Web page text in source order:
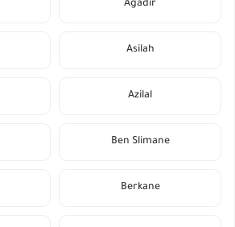
Agadir
Asilah
Azilal
Ben Slimane
Berkane